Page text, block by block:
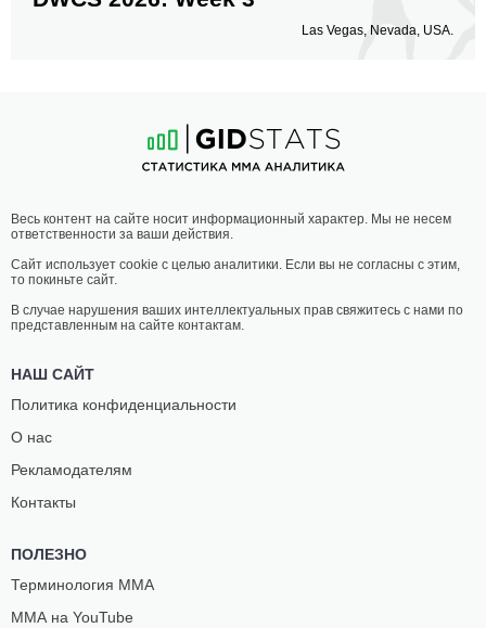
Las Vegas, Nevada, USA.
Весь контент на сайте носит информационный характер. Мы не несем
ответственности за ваши действия.
Сайт использует cookie с целью аналитики. Если вы не согласны с этим,
то покиньте сайт.
В случае нарушения ваших интеллектуальных прав свяжитесь с нами по
представленным на сайте контактам.
НАШ САЙТ
Политика конфиденциальности
О нас
Рекламодателям
Контакты
ПОЛЕЗНО
Терминология ММА
ММА на YouTube